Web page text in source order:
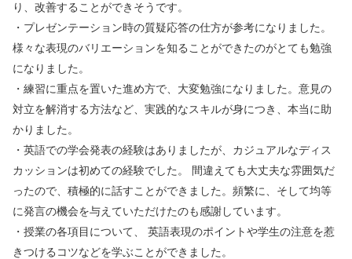
り、改善することができそうです。
・プレゼンテーション時の質疑応答の仕方が参考になりました。
様々な表現のバリエーションを知ることができたのがとても勉強
になりました。
・練習に重点を置いた進め方で、大変勉強になりました。意見の
対立を解消する方法など、実践的なスキルが身につき、本当に助
かりました。
・英語での学会発表の経験はありましたが、カジュアルなディス
カッションは初めての経験でした。 間違えても大丈夫な雰囲気だ
ったので、積極的に話すことができました。頻繁に、そして均等
に発言の機会を与えていただけたのも感謝しています。
・授業の各項目について、 英語表現のポイントや学生の注意を惹
きつけるコツなどを学ぶことができました。